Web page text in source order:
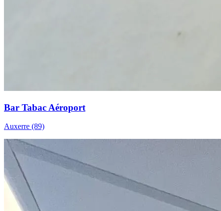
Bar Tabac Aéroport
Auxerre (89)